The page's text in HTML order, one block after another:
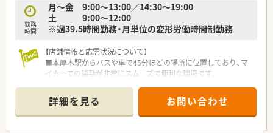
勤務
時間
月～金 9:00～13:00／14:30～19:00
土 9:00～12:00
※週39.5時間勤務・月単位の変形労働時間制勤務
【店舗情報と応需状況について】
■本厚木駅からバスや車で45分ほどの場所に位置しており、マ
イカーでの通勤が非常にスムーズで便利な環境です。
の方々の健康を支える門前薬局として機能しています。
■薬剤師は常勤1名とパート2名の体制で運営されており、現在
は欠員補充のため急募にて採用を強化しています。
詳細を見る お問い合わせ